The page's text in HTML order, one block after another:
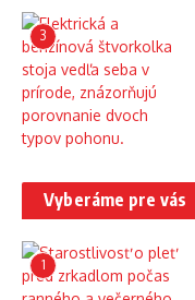
3
Vyberáme pre vás
1